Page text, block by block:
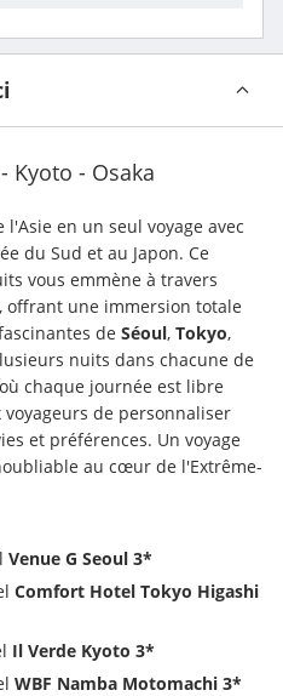
Kyoto - Osaka
l'Asie en un seul voyage avec
du Sud et au Japon. Ce
vous emmène à travers
une immersion totale
de Séoul, Tokyo
nuits dans chacune de
chaque journée est libre
de personnaliser
et préférences. Un voyage
au cœur de l'Extrême-
Venue G Seoul 3*
Comfort Hotel Tokyo Higashi
Il Verde Kyoto 3*
WBF Namba Motomachi 3*